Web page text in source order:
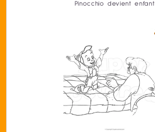
Pinocchio devient enfant